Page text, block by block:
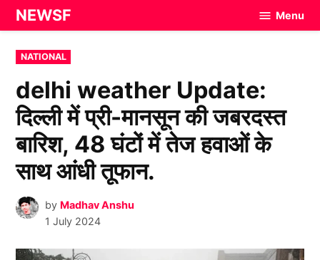
Skip
to
content
NEWSF Menu
POSTED
IN
NATIONAL
delhi weather Update:
दिल्ली में प्री-मानसून की जबरदस्त
बारिश, 48 घंटों में तेज हवाओं के
साथ आंधी तूफान.
by Madhav Anshu
1 July 2024